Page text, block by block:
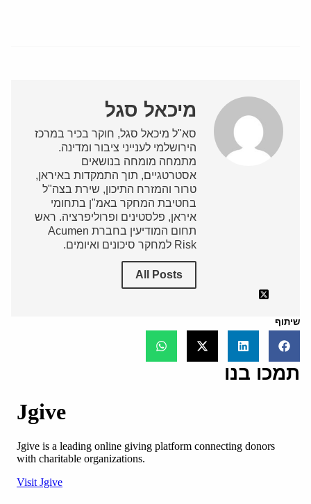
מיכאל סגל
סא"ל מיכאל סגל, חוקר בכיר במרכז
הירושלמי לענייני ציבור ומדינה.
מתמחה מומחה בנושאים
אסטרטגיים, תוך התמקדות באיראן,
טרור והמזרח התיכון, שירת בצה"ל
בחטיבת המחקר באמ"ן בתחומי
איראן, פלסטינים ופרוליפרציה. ראש
תחום המודיעין בחברת Acumen
Risk למחקר סיכונים ואיומים.
All Posts
שיתוף
תמכו בנו